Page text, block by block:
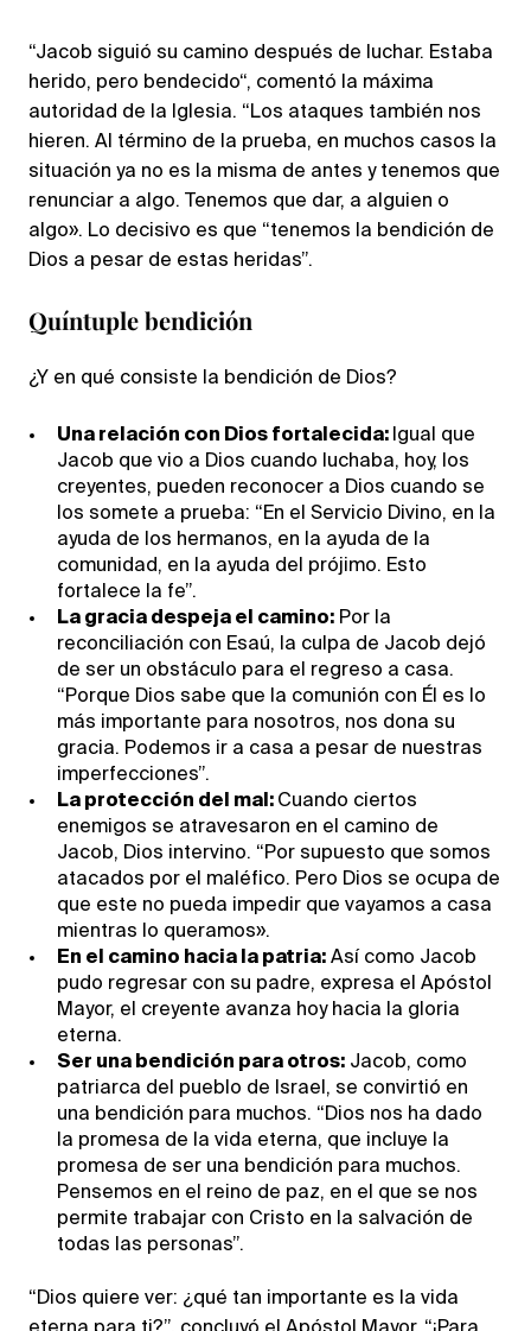
“Jacob siguió su camino después de luchar. Estaba
herido, pero bendecido“, comentó la máxima
autoridad de la Iglesia. “Los ataques también nos
hieren. Al término de la prueba, en muchos casos la
situación ya no es la misma de antes y tenemos que
renunciar a algo. Tenemos que dar, a alguien o
algo». Lo decisivo es que “tenemos la bendición de
Dios a pesar de estas heridas”.
Quíntuple bendición
¿Y en qué consiste la bendición de Dios?
Una relación con Dios fortalecida: Igual que
Jacob que vio a Dios cuando luchaba, hoy, los
creyentes, pueden reconocer a Dios cuando se
los somete a prueba: “En el Servicio Divino, en la
ayuda de los hermanos, en la ayuda de la
comunidad, en la ayuda del prójimo. Esto
fortalece la fe”.
La gracia despeja el camino: Por la
reconciliación con Esaú, la culpa de Jacob dejó
de ser un obstáculo para el regreso a casa.
“Porque Dios sabe que la comunión con Él es lo
más importante para nosotros, nos dona su
gracia. Podemos ir a casa a pesar de nuestras
imperfecciones”.
La protección del mal: Cuando ciertos
enemigos se atravesaron en el camino de
Jacob, Dios intervino. “Por supuesto que somos
atacados por el maléfico. Pero Dios se ocupa de
que este no pueda impedir que vayamos a casa
mientras lo queramos».
En el camino hacia la patria: Así como Jacob
pudo regresar con su padre, expresa el Apóstol
Mayor, el creyente avanza hoy hacia la gloria
eterna.
Ser una bendición para otros: Jacob, como
patriarca del pueblo de Israel, se convirtió en
una bendición para muchos. “Dios nos ha dado
la promesa de la vida eterna, que incluye la
promesa de ser una bendición para muchos.
Pensemos en el reino de paz, en el que se nos
permite trabajar con Cristo en la salvación de
todas las personas”.
“Dios quiere ver: ¿qué tan importante es la vida